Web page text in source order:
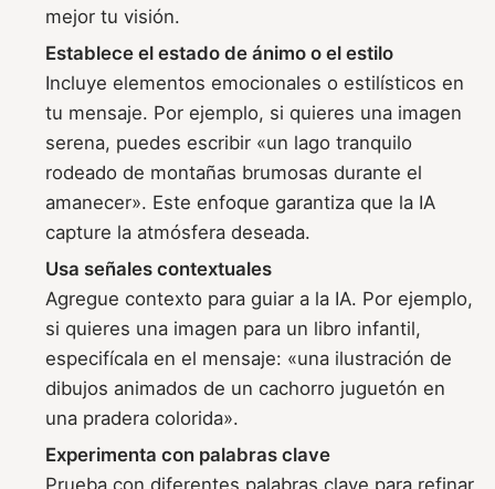
mejor tu visión.
Establece el estado de ánimo o el estilo
Incluye elementos emocionales o estilísticos en
tu mensaje. Por ejemplo, si quieres una imagen
serena, puedes escribir «un lago tranquilo
rodeado de montañas brumosas durante el
amanecer». Este enfoque garantiza que la IA
capture la atmósfera deseada.
Usa señales contextuales
Agregue contexto para guiar a la IA. Por ejemplo,
si quieres una imagen para un libro infantil,
especifícala en el mensaje: «una ilustración de
dibujos animados de un cachorro juguetón en
una pradera colorida».
Experimenta con palabras clave
Prueba con diferentes palabras clave para refinar